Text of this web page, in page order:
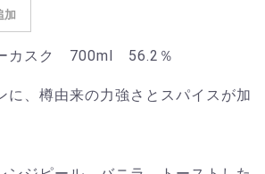
加
カスク 700ml 56.2％
に、樽由来の力強さとスパイスが加